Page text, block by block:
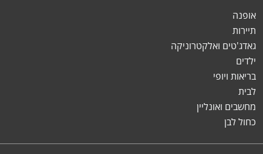
אופנה
תיירות
גאדג'טים ואלקטרוניקה
ילדים
בריאות ויופי
לבית
מחשבים ואונליין
כחול לבן